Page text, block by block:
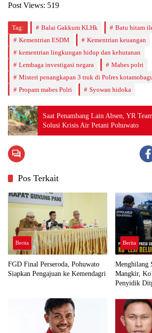
Post Views: 519
Tag: Balai Gakkum KLHk
Batu hitam
Kementrian ESDM
Kementrian keuangan
kementrian lingkungan hidup dan kehutanan
Lembaga investigasi negara
Mabes polri
Misteri penangkapan 3 truk di Polres
Propam mabes Polri
Syowan hidoka
Saat Penambang Lain Absen, YR
Solusi Krisis Air Petani Pohuwato
Pos Terkait
Berita
FGD Final Perseroda, Pohuwato
Siapkan Pengajuan ke Kemendagri
Berita
Menghilang
Mangkir,
Penyidik